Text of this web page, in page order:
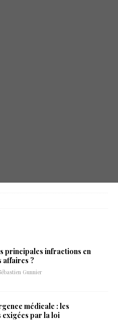
principales infractions en
affaires ?
Gunnier
médicale : les
exigées par la loi